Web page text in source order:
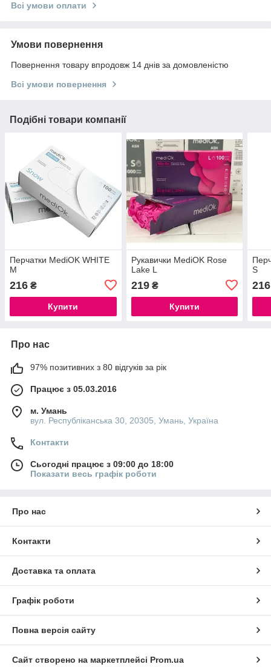
Всі умови оплати
Умови повернення
Повернення товару впродовж 14 днів за домовленістю
Всі умови повернення
Подібні товари компанії
Перчатки MediOK WHITE
M
216 ₴
Купити
Рукавички MediOK Rose
Lake L
219₴
Купити
S
216
Про нас
97% позитивних з 80 відгуків за рік
Працює з 05.03.2016
м. Умань
вул. Республіканська 30, 20305, Умань, Україна
Контакти
Сьогодні працює з 09:00 до 18:00
Показати весь графік роботи
Про нас
Контакти
Доставка та оплата
Графік роботи
Повна версія сайту
Сайт створено на маркетплейсі Prom.ua